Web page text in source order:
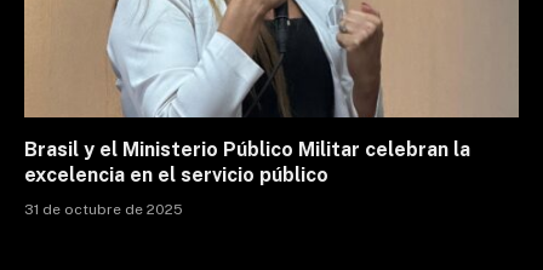
Brasil y el Ministerio Público Militar celebran la
excelencia en el servicio público
31 de octubre de 2025